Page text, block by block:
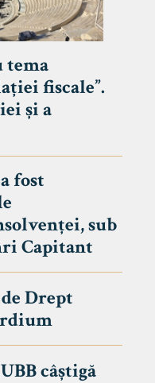
- BOLYAI
Avizier
Studii
Admitere
tema
fiscale”.
și a
fost
sub
Capitant
Drept
câștigă